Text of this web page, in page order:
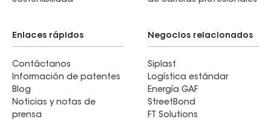
Enlaces rápidos
Contáctanos
Información de patentes
Blog
Noticias y notas de
prensa
Negocios relacionados
Siplast
Logística estándar
Energía GAF
StreetBond
FT Solutions